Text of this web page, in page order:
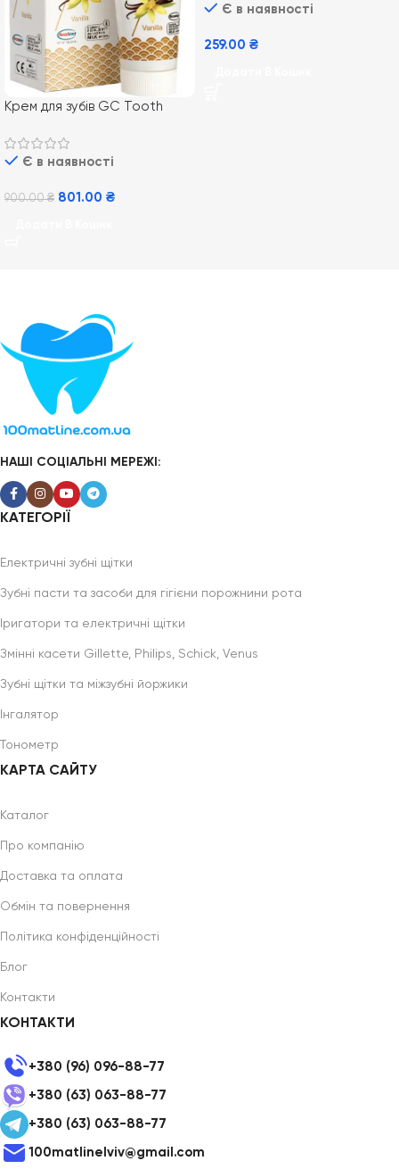
Крем для зубів GC Tooth
Ванільний
Є в наявності
900.00₴ 801.00 ₴
Є в наявності
259.00 ₴
НАШІ СОЦІАЛЬНІ МЕРЕЖІ:
КАТЕГОРІЇ
Електричні зубні щітки
Зубні пасти та засоби для гігієни порожнини рота
Іригатори та електричні щітки
Змінні касети Gillette, Philips, Schick, Venus
Зубні щітки та міжзубні йоржики
Інгалятор
Тонометр
КАРТА САЙТУ
Каталог
Про компанію
Доставка та оплата
Обмін та повернення
Політика конфіденційності
Блог
Контакти
КОНТАКТИ
+380 (96) 096-88-77
+380 (63) 063-88-77
+380 (63) 063-88-77
100matlinelviv@gmail.com